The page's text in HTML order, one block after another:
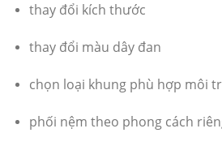
thay đổi kích thước
thay đổi màu dây đan
chọn loại khung phù hợp môi
phối nệm theo phong cách